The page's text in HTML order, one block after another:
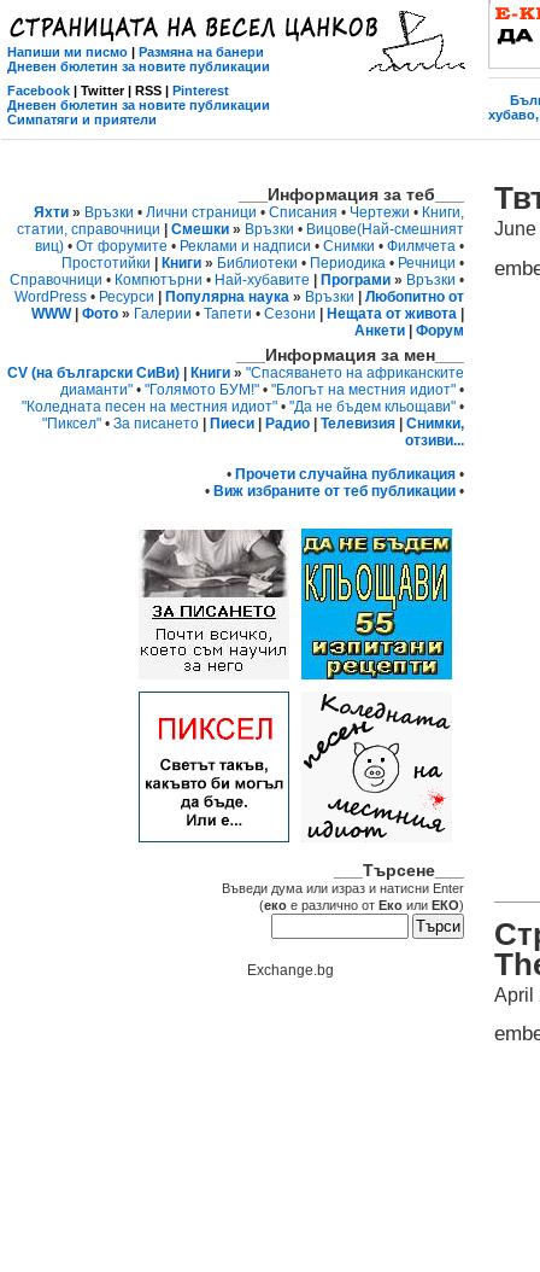
Напиши ми писмо | Размяна на банери
Дневен бюлетин за новите публикации
Facebook | Twitter | RSS | Pinterest
Дневен бюлетин за новите публикации
Симпатяги и приятели
хубаво,
April
___Информация за теб___
Яхти » Връзки • Лични страници • Списания • Чертежи • Книги,
статии, справочници
Смешки » Връзки • Вицове(Най-смешният
виц) • От форумите • Реклами и надписи • Снимки • Филмчета •
Простотийки
Книги » Библиотеки • Периодика • Речници •
Справочници • Компютърни • Най-хубавите Програми » Връзки •
WordPress • Ресурси Популярна наука » Връзки
Любопитно от
WWW| Фото » Галерии • Тапети • Сезони Нещата от живота
Анкети
Форум
___Информация за мен___
CV (на български СиВи) Книги » "Спасяването на африканските
диаманти" • "Голямото БУМ!" • "Блогът на местния идиот" •
"Коледната песен на местния идиот" • "Да не бъдем кльощави" •
"Пиксел" • За писането Пиеси Радио Телевизия
Снимки,
отзиви...
• Прочети случайна публикация •
• Виж избраните от теб публикации •
___Търсене___
Въведи дума или израз и натисни Enter
(еко е различно от Еко или ЕКО)
Exchange.bg